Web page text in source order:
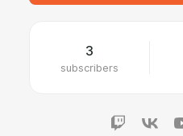
3
subscribers